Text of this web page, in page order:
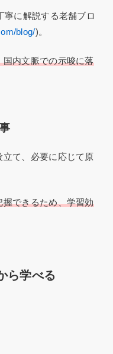
寧に解説する老舗ブロ
blog/)。
内文脈での示唆に落
て、必要に応じて原
できるため、学習効
ら学べる